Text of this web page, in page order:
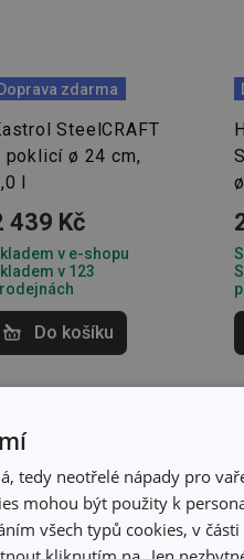
zdarma
SteelCRAFT
poklicí ø 24 cm,
l
439 Kč
v e-shopu
v 123
Do košíku
tedy neotřelé nápady pro
mohou být použity k
všech typů cookies, v části